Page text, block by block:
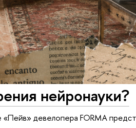
нейронауки?
девелопера FORMA